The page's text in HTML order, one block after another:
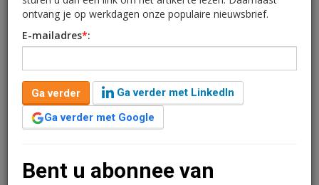
winkelpanden in elf
steden
Redactie
7 februari 2024 om 15:45
2 jaar geleden aangepast
1 minuut leestijd
DBN Groep heeft met FFI een high street portefeuille
waaronder Arnhem, Amersfoort, Breda, Groningen en
ontvang je op werkdagen onze populaire nieuwsbrief.
E-mailadres*:
Ga verder
Ga verder met LinkedIn
Ga verder met Google
Bent u abonnee van